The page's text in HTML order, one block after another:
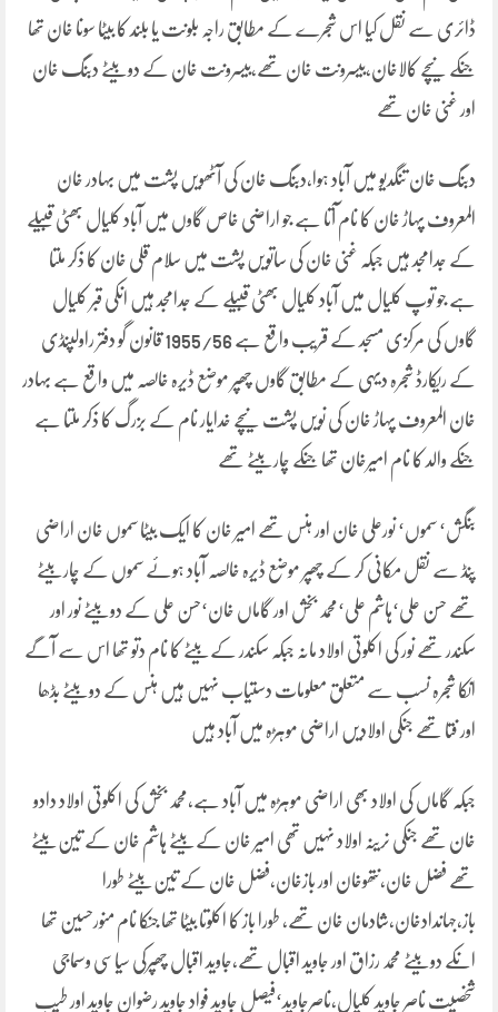
ڈائری سے نقل کیا اس شجرے کے مطابق راجہ بلونت یا بلند کا بیٹا سونا خان تھا
جنکے نیچے کالاخان،بیسرونت خان تھے،بیسرونت خان کے دو بیٹے دبنگ خان
اور غنی خان تھے
دبنگ خان تنگدیو میں آباد ہوا،دبنگ خان کی آٹھویں پشت میں بہادر خان
المعروف پہاڑ خان کا نام آتا ہے جو اراضی خاص گاوں میں آباد کلیال بھٹی قبیلے
کے جدامجد ہیں جبکہ غنی خان کی ساتویں پشت میں سلام قلی خان کا ذکر ملتا
ہے جو توپ کلیال میں آباد کلیال بھٹی قبیلے کے جدامجد ہیں انکی قبر کلیال
گاوں کی مرکزی مسجد کے قریب واقع ہے 1955/56 قانون گو دفتر راولپنڈی
کے ریکارڈ شجرہ دیہی کے مطابق گاوں چھپر موضع ڈیرہ خالصہ میں واقع ہے بہادر
خان المعروف پہاڑ خان کی نویں پشت نیچے خدایار نام کے بزرگ کا ذکر ملتا ہے
جنکے والد کا نام امیرخان تھا جنکے چار بیٹے تھے
بنگش‘ سموں‘ نورعلی خان اور ہنس تھے امیر خان کا ایک بیٹا سموں خان اراضی
پنڈ سے نقل مکانی کر کے چھپر موضع ڈیرہ خالصہ آباد ہوئے سموں کے چار بیٹے
تھے حسن علی‘ہاشم علی‘محمد بخش اور گاماں خان‘حسن علی کے دو بیٹے نور اور
سکندر تھے نور کی اکلوتی اولاد مانہ جبکہ سکندر کے بیٹے کا نام دتو تھا اس سے آگے
انکا شجرہ نسب سے متعلق معلومات دستیاب نہیں ہیں ہنس کے دو بیٹے بڈھا
اور فتا تھے جنکی اولادیں اراضی موہڑہ میں آباد ہیں
جبکہ گاماں کی اولاد بھی اراضی موہڑہ میں آباد ہے،محمد بخش کی اکلوتی اولاد دادو
خان تھے جنکی نرینہ اولاد نہیں تھی امیر خان کے بیٹے ہاشم خان کے تین بیٹے
تھے فضل خان،نتھوخان اور بازخان،فضل خان کے تین بیٹے طورا
باز،جہاندادخان،شادمان خان تھے، طورا باز کا اکلوتا بیٹا تھا جنکا نام منورحسین تھا
انکے دو بیٹے محمد رزاق اور جاوید اقبال تھے،جاوید اقبال چھپرکی سیاسی وسماجی
شخصیت ناصر جاوید کلیال،ناصرجاوید‘فیصل جاوید فواد جاوید رضوان جاوید اور طیب